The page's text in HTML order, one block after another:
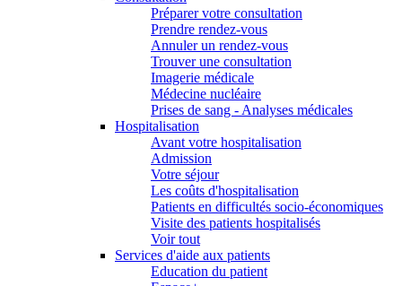
Préparer votre consultation
Prendre rendez-vous
Annuler un rendez-vous
Trouver une consultation
Imagerie médicale
Médecine nucléaire
Prises de sang - Analyses médicales
Hospitalisation
Avant votre hospitalisation
Admission
Votre séjour
Les coûts d'hospitalisation
Patients en difficultés socio-économiques
Visite des patients hospitalisés
Voir tout
Services d'aide aux patients
Education du patient